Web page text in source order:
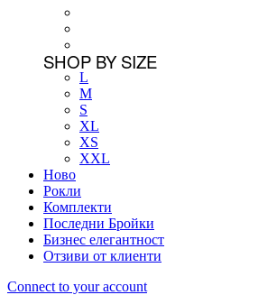
SHOP BY SIZE
L
M
S
XL
XS
XXL
Ново
Рокли
Комплекти
Последни Бройки
Бизнес елегантност
Отзиви от клиенти
Connect to your account